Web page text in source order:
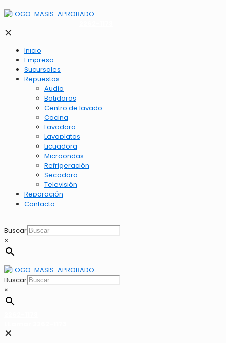
✕
Inicio
Empresa
Sucursales
Repuestos
Audio
Batidoras
Centro de lavado
Cocina
Lavadora
Lavaplatos
Licuadora
Microondas
Refrigeración
Secadora
Televisión
Reparación
Contacto
Buscar
×
Buscar
×
✕